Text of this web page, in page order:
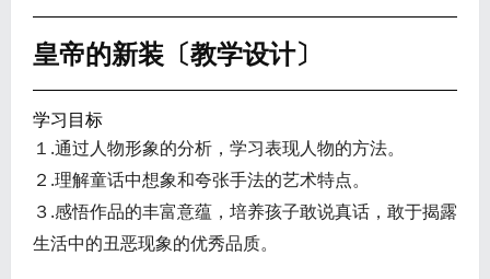
皇帝的新装〔教学设计〕
学习目标
１.通过人物形象的分析，学习表现人物的方法。
２.理解童话中想象和夸张手法的艺术特点。
３.感悟作品的丰富意蕴，培养孩子敢说真话，敢于揭露
生活中的丑恶现象的优秀品质。